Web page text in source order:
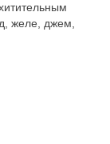
желе, джем,